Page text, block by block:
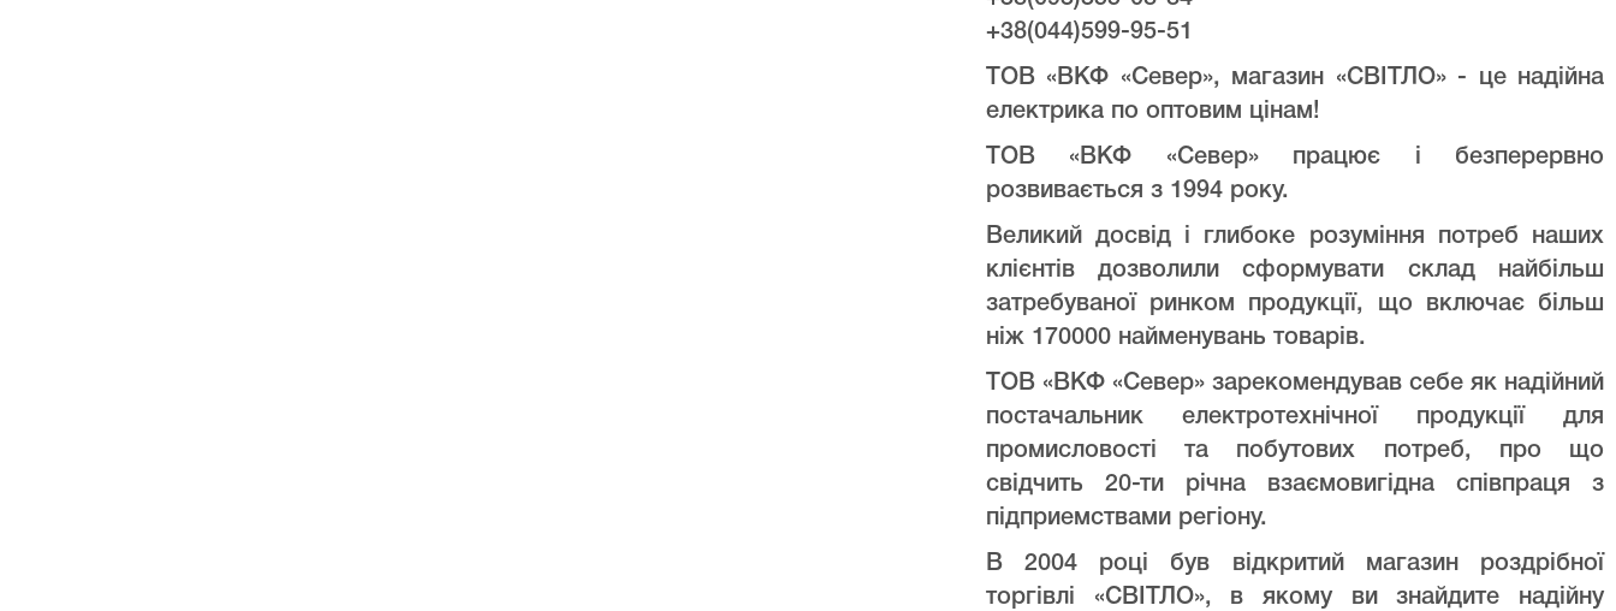
+38(044)599-95-51
ТОВ «ВКФ «Север», магазин «СВІТЛО» - це надійна
електрика по оптовим цінам!
ТОВ «ВКФ «Север» працює і безперервно
розвивається з 1994 року.
Великий досвід і глибоке розуміння потреб наших
клієнтів дозволили сформувати склад найбільш
затребуваної ринком продукції, що включає більш
ніж 170000 найменувань товарів.
ТОВ «ВКФ «Север» зарекомендував себе як надійний
постачальник електротехнічної продукції для
промисловості та побутових потреб, про що
свідчить 20-ти річна взаємовигідна співпраця з
підприемствами регіону.
В 2004 році був відкритий магазин роздрібної
торгівлі «СВІТЛО», в якому ви знайдите надійну